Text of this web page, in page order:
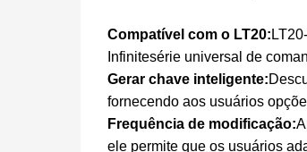
Compatível com o LT20:
Infinitesérie universal de
Gerar chave inteligente:
fornecendo aos usuários
Frequência de modificação:
ele permite que os usuários